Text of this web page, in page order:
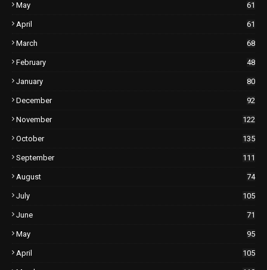
May 61
April 61
March 68
February 48
January 80
December 92
November 122
October 135
September 111
August 74
July 105
June 71
May 95
April 105